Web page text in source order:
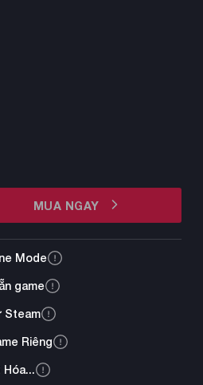
MUA NGAY
Mode
game
Steam
Riêng